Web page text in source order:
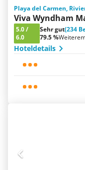
Playa del Carmen,
Viva Wyndham
5.0/
6.0
Sehr gut(234
79.5 %
Hoteldetails